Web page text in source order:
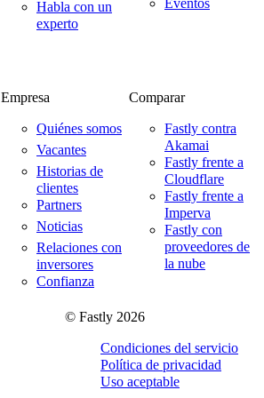
Habla con un
experto
Empresa
Quiénes somos
Vacantes
Historias de
clientes
Partners
Noticias
Relaciones con
inversores
Confianza
Comparar
Fastly contra
Akamai
Fastly frente a
Cloudflare
Fastly frente a
Imperva
Fastly con
proveedores de
la nube
© Fastly 2026
Condiciones del servicio
Política de privacidad
Uso aceptable